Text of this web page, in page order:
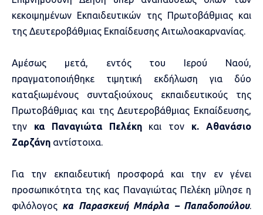
κεκοιμημένων Εκπαιδευτικών της Πρωτοβάθμιας και
της Δευτεροβάθμιας Εκπαίδευσης Αιτωλοακαρνανίας.
Αμέσως μετά, εντός του Ιερού Ναού,
πραγματοποιήθηκε τιμητική εκδήλωση για δύο
καταξιωμένους συνταξιούχους εκπαιδευτικούς της
Πρωτοβάθμιας και της Δευτεροβάθμιας Εκπαίδευσης,
την κα Παναγιώτα Πελέκη και τον κ. Αθανάσιο
Ζαρζάνη αντίστοιχα.
Για την εκπαιδευτική προσφορά και την εν γένει
προσωπικότητα της κας Παναγιώτας Πελέκη μίλησε η
φιλόλογος κα Παρασκευή Μπάρλα – Παπαδοπούλου.